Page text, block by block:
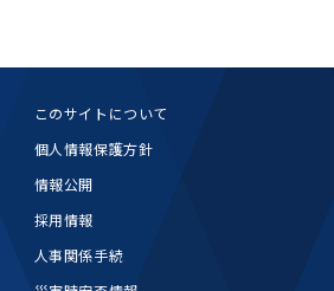
このサイトについて
個人情報保護方針
情報公開
採用情報
人事関係手続